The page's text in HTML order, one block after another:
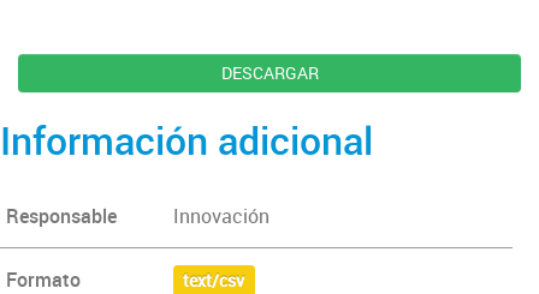
DESCARGAR
Información adicional
Responsable Innovación
Formato text/csv